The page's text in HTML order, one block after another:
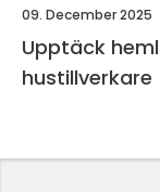
09. December 2025
Upptäck
hustillverkare